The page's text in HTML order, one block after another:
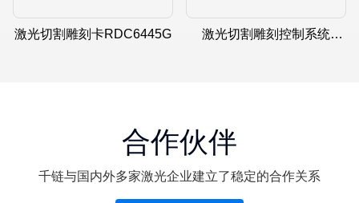
激光切割雕刻卡RDC6445G
激光切割雕刻控制系统
合作伙伴
千链与国内外多家激光企业建立了稳定的合作关系